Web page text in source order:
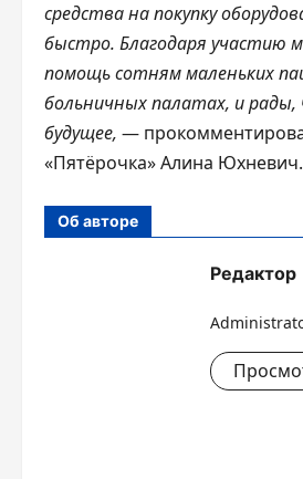
средства на покупку
быстро. Благодаря участию
помощь сотням маленьких
больничных палатах, и
будущее, —
«Пятёрочка» Алина Юхневич.
Об авторе
Редактор